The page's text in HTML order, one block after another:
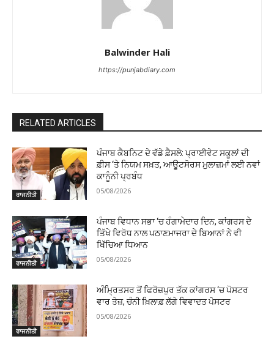
Balwinder Hali
https://punjabdiary.com
RELATED ARTICLES
ਰਾਜਨੀਤੀ
ਪੰਜਾਬ ਕੈਬਨਿਟ ਦੇ ਵੱਡੇ ਫ਼ੈਸਲੇ: ਪ੍ਰਾਈਵੇਟ ਸਕੂਲਾਂ ਦੀ
ਫ਼ੀਸ ‘ਤੇ ਨਿਯਮ ਸਖ਼ਤ, ਆਊਟਸੋਰਸ ਮੁਲਾਜ਼ਮਾਂ ਲਈ ਨਵਾਂ
ਕਾਨੂੰਨੀ ਪ੍ਰਬੰਧ
05/08/2026
ਰਾਜਨੀਤੀ
ਪੰਜਾਬ ਵਿਧਾਨ ਸਭਾ ‘ਚ ਹੰਗਾਮੇਦਾਰ ਦਿਨ, ਕਾਂਗਰਸ ਦੇ
ਤਿੱਖੇ ਵਿਰੋਧ ਨਾਲ ਪਠਾਣਮਾਜਰਾ ਦੇ ਬਿਆਨਾਂ ਨੇ ਵੀ
ਖਿੱਚਿਆ ਧਿਆਨ
05/08/2026
ਰਾਜਨੀਤੀ
ਅੰਮ੍ਰਿਤਸਰ ਤੋਂ ਫਿਰੋਜ਼ਪੁਰ ਤੱਕ ਕਾਂਗਰਸ ‘ਚ ਪੋਸਟਰ
ਵਾਰ ਤੇਜ਼, ਚੰਨੀ ਖ਼ਿਲਾਫ਼ ਲੱਗੇ ਵਿਵਾਦਤ ਪੋਸਟਰ
05/08/2026